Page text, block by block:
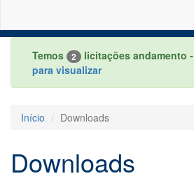
Temos 2 licitações andamento -
para visualizar
Início Downloads
Downloads